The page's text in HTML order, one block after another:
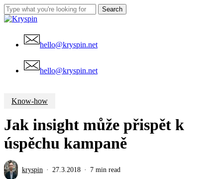
Skip
to
content
Search
Close
hello@kryspin.net
hello@kryspin.net
Know-how
Jak insight může přispět k
úspěchu kampaně
kryspin 27.3.2018 7 min read